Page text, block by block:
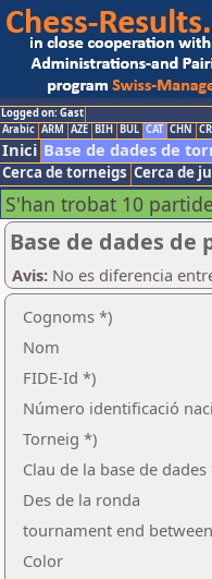
Logged on: Gast
Arabic ARM AZE BIH BUL CAT CHN
Inici Base de dades de
Cerca de torneigs Cerca de
S'han trobat 10
Base de dades de
Avis: No es diferencia
Cognoms *)
Nom
FIDE-Id *)
Número identificació
Torneig *)
Clau de la base de dades
Des de la ronda
tournament end between
Color